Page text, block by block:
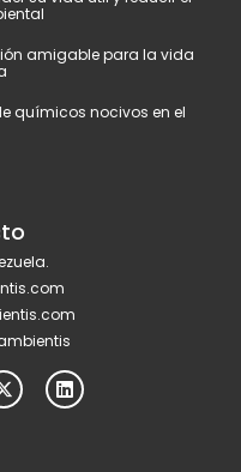
amigable para la vida
químicos nocivos en el